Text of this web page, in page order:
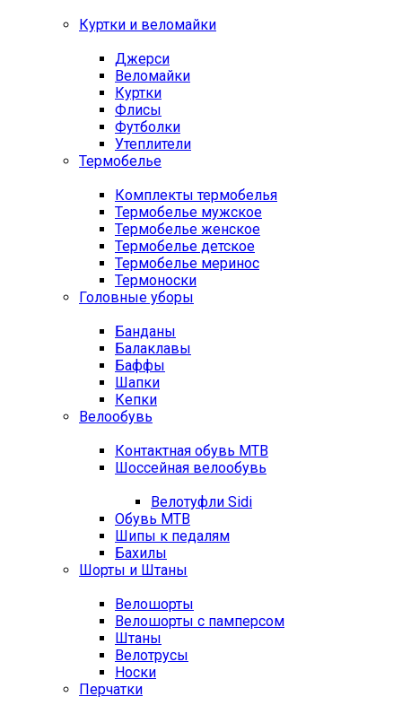
Куртки и веломайки
Джерси
Веломайки
Куртки
Флисы
Футболки
Утеплители
Термобелье
Комплекты термобелья
Термобелье мужское
Термобелье женское
Термобелье детское
Термобелье меринос
Термоноски
Головные уборы
Банданы
Балаклавы
Баффы
Шапки
Кепки
Велообувь
Контактная обувь MTB
Шоссейная велообувь
Велотуфли Sidi
Обувь MTB
Шипы к педалям
Бахилы
Шорты и Штаны
Велошорты
Велошорты с памперсом
Штаны
Велотрусы
Носки
Перчатки